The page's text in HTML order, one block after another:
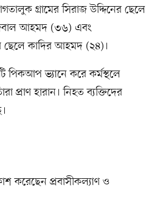
গ্রামের সিরাজ উদ্দিনের ছেলে
আহমদ (৩৬) এবং
ছেলে কাদির আহমদ (২৪)।
পিকআপ ভ্যানে করে কর্মস্থলে
প্রাণ হারান। নিহত ব্যক্তিদের
করেছেন প্রবাসীকল্যাণ ও